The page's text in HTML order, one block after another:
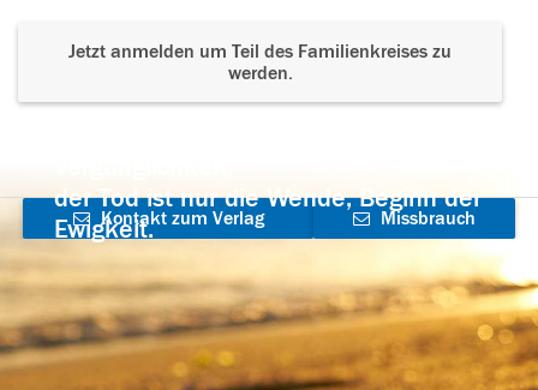
Jetzt anmelden um Teil des Familienkreises zu
werden.
der Tod ist nur die Wende, Beginn der
Ewigkeit.
Kontakt zum Verlag
aufnehmen
Missbrauch